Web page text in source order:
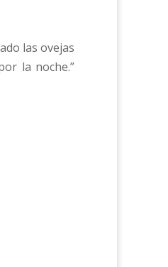
las ovejas
la noche.”